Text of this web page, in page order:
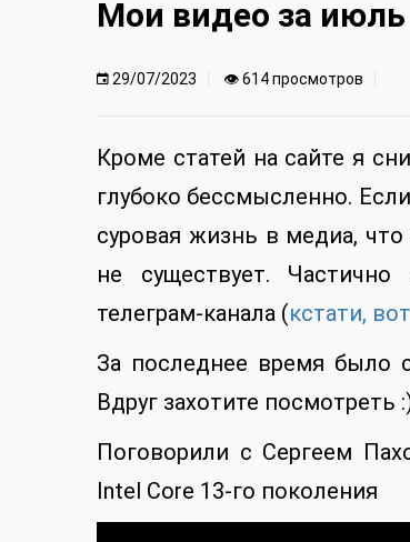
Мои видео за июль
29/07/2023 👁 614 просмотров
Кроме статей на сайте я
глубоко бессмысленно.
суровая жизнь в медиа,
не существует.
телеграм-канала (кстати,
За последнее время было
Вдруг захотите посмотреть
Поговорили с Сергеем
Intel Core 13-го поколения